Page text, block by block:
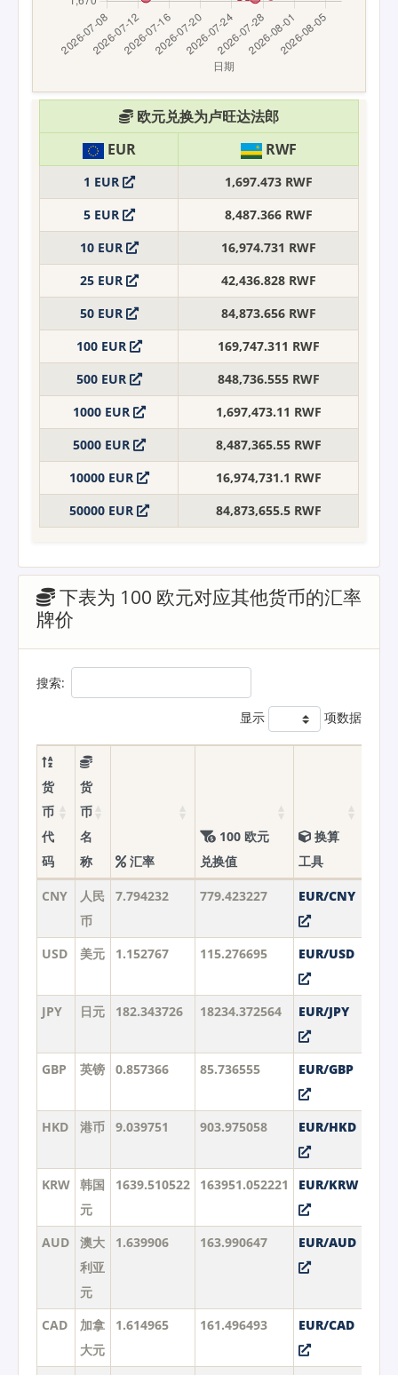
欧元兑换为卢旺达法郎
EUR
RWF
1 EUR
1,697.473 RWF
5 EUR
8,487.366 RWF
10 EUR
16,974.731 RWF
25 EUR
42,436.828 RWF
50 EUR
84,873.656 RWF
100 EUR
169,747.311 RWF
500 EUR
848,736.555 RWF
1000 EUR
1,697,473.11 RWF
5000 EUR
8,487,365.55 RWF
10000 EUR
16,974,731.1 RWF
50000 EUR
84,873,655.5 RWF
下表为 100 欧元对应其他货币的汇率
牌价
搜索:
显示 项数据
货
币
代
码
货
币
名
称
汇率
100 欧元
兑换值
换算
工具
CNY
人民
币
7.794232 779.423227 EUR/CNY
USD 美元 1.152767 115.276695 EUR/USD
JPY 日元 182.343726 18234.372564 EUR/JPY
GBP 英镑 0.857366 85.736555 EUR/GBP
HKD 港币 9.039751 903.975058 EUR/HKD
KRW 韩国
元
1639.510522 163951.052221 EUR/KRW
AUD
澳大
利亚
元
1.639906 163.990647 EUR/AUD
CAD
加拿
大元
1.614965 161.496493 EUR/CAD